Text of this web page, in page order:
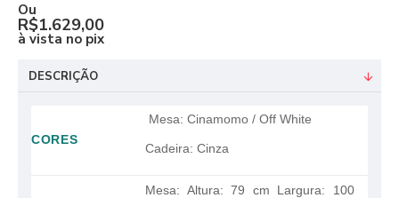
Ou
R$1.629,00
à vista no pix
DESCRIÇÃO
CORES
Mesa: Cinamomo / Off White
Cadeira: Cinza
Mesa: Altura: 79 cm Largura: 100